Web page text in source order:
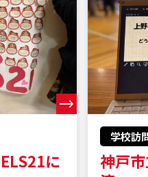
に
学校訪
神戸